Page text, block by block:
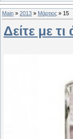
Main » 2013 » Μάρτιος » 15
Δείτε με